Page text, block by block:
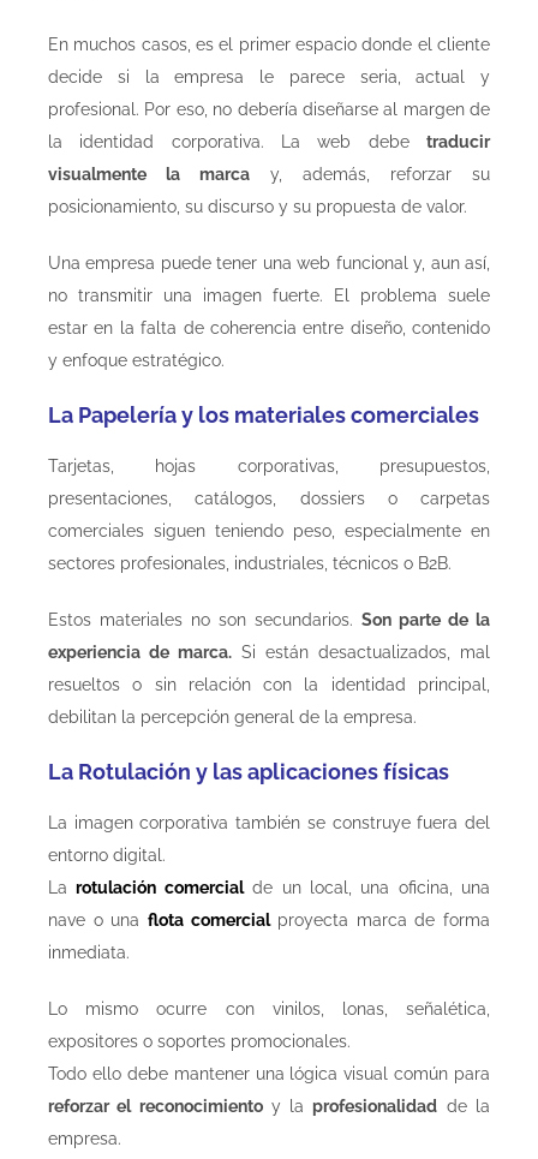
En muchos casos, es el primer espacio donde el cliente
decide si la empresa le parece seria, actual y
profesional. Por eso, no debería diseñarse al margen de
la identidad corporativa. La web debe traducir
visualmente la marca y, además, reforzar su
posicionamiento, su discurso y su propuesta de valor.
Una empresa puede tener una web funcional y, aun así,
no transmitir una imagen fuerte. El problema suele
estar en la falta de coherencia entre diseño, contenido
y enfoque estratégico.
La Papelería y los materiales comerciales
Tarjetas, hojas corporativas, presupuestos,
presentaciones, catálogos, dossiers o carpetas
comerciales siguen teniendo peso, especialmente en
sectores profesionales, industriales, técnicos o B2B.
Estos materiales no son secundarios. Son parte de la
experiencia de marca. Si están desactualizados, mal
resueltos o sin relación con la identidad principal,
debilitan la percepción general de la empresa.
La Rotulación y las aplicaciones físicas
La imagen corporativa también se construye fuera del
entorno digital.
Larotulación comercialde un local, una oficina, una
nave o una flota comercialproyecta marca de forma
inmediata.
Lo mismo ocurre con vinilos, lonas, señalética,
expositores o soportes promocionales.
Todo ello debe mantener una lógica visual común para
reforzar el reconocimientoy laprofesionalidad de la
empresa.